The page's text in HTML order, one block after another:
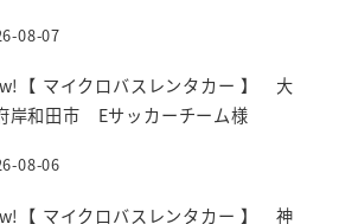
08-07
【 マイクロバスレンタカー 】 大
岸和田市 Eサッカーチーム様
08-06
【 マイクロバスレンタカー 】 神